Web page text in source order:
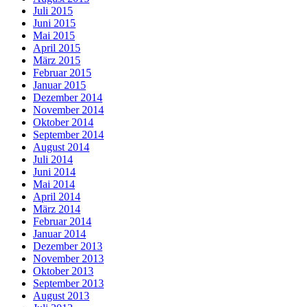
Juli 2015
Juni 2015
Mai 2015
April 2015
März 2015
Februar 2015
Januar 2015
Dezember 2014
November 2014
Oktober 2014
September 2014
August 2014
Juli 2014
Juni 2014
Mai 2014
April 2014
März 2014
Februar 2014
Januar 2014
Dezember 2013
November 2013
Oktober 2013
September 2013
August 2013